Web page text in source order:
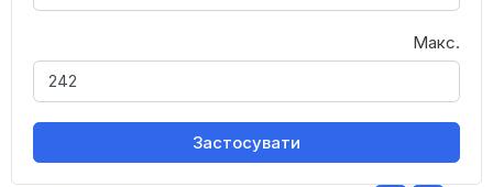
Макс.
Застосувати